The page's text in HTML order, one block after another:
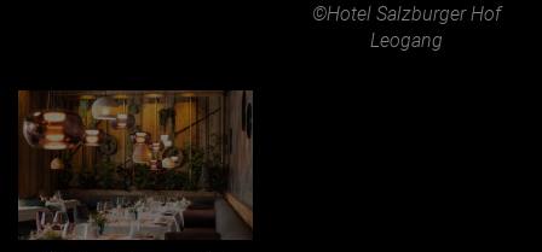
©Hotel Salzburger Hof
Leogang